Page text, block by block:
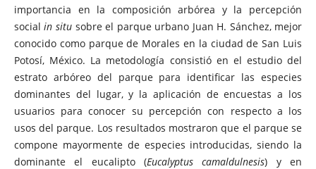
importancia en la composición arbórea y la percepción
socialin situ sobre el parque urbano Juan H. Sánchez, mejor
conocido como parque de Morales en la ciudad de San Luis
Potosí, México. La metodología consistió en el estudio del
estrato arbóreo del parque para identificar las especies
dominantes del lugar, y la aplicación de encuestas a los
usuarios para conocer su percepción con respecto a los
usos del parque. Los resultados mostraron que el parque se
compone mayormente de especies introducidas, siendo la
dominante el eucalipto (Eucalyptus camaldulnesis) y en